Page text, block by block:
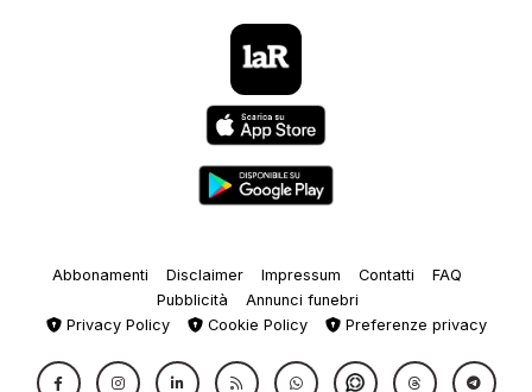
Abbonamenti Disclaimer Impressum Contatti
FAQ
Pubblicità
Annunci funebri
Privacy Policy
Cookie Policy Preferenze privacy